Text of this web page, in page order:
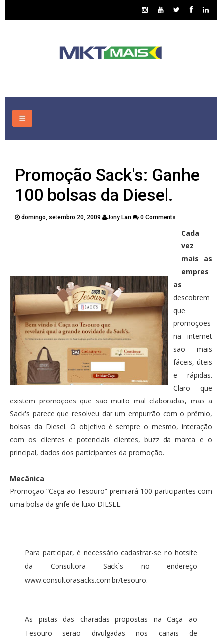
CONSULTORIA
ASSUNTOS
PUBLICAÇÕES
Promoção Sack's: Ganhe
100 bolsas da Diesel.
domingo, setembro 20, 2009 Jony Lan 0 Comments
Cada
vez
mais as
empres
as
descobrem
que
promoções
na internet
são mais
fáceis, úteis
e rápidas.
Claro que
existem promoções que são muito mal elaboradas, mas a
Sack's parece que resolveu dar um empurrão com o prêmio,
bolsas da Diesel. O objetivo é sempre o mesmo, interação
com os clientes e potenciais clientes, buzz da marca e o
principal, dados dos participantes da promoção.
Mecânica
Promoção “Caça ao Tesouro” premiará 100 participantes com
uma bolsa da grife de luxo DIESEL.
Para participar, é necessário cadastrar-se no hotsite
da Consultora Sack´s no endereço
www.consultorasacks.com.br/tesouro.
As pistas das charadas propostas na Caça ao
Tesouro serão divulgadas nos canais de